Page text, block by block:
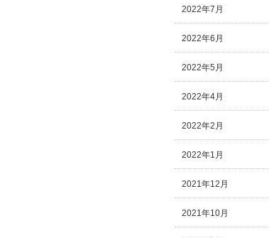
2022年7月
2022年6月
2022年5月
2022年4月
2022年2月
2022年1月
2021年12月
2021年10月